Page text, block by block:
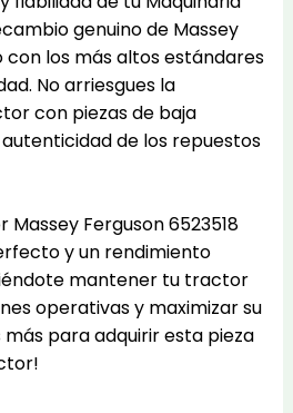
genuino de Massey
con los más altos estándares
No arriesgues la
con piezas de baja
de los repuestos
Ferguson 6523518
y un rendimiento
mantener tu tractor
operativas y maximizar su
más para adquirir esta pieza